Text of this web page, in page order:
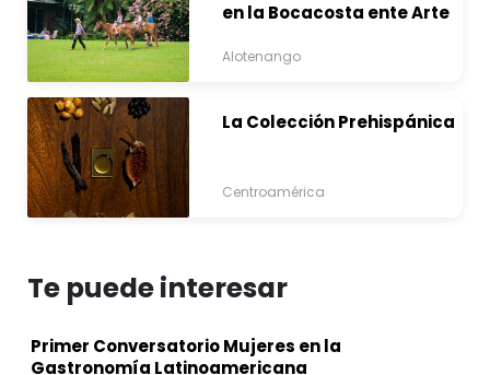
en la Bocacosta ente Arte
Alotenango
La Colección Prehispánica
Centroamérica
Te puede interesar
Primer Conversatorio Mujeres en la
Gastronomía Latinoamericana